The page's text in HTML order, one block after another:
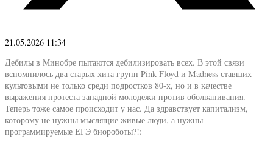
21.05.2026 11:34
Дебилы в Минобре пытаются дебилизировать всех. В этой связи
вспомнилось два старых хита групп Pink Floyd и Madness ставших
культовыми не только среди подростков 80-х, но и в качестве
выражения протеста западной молодежи против оболванивания.
Теперь тоже самое происходит у нас. Да здравствует капитализм,
которому не нужны мыслящие живые люди, а нужны
программируемые ЕГЭ биороботы?!: